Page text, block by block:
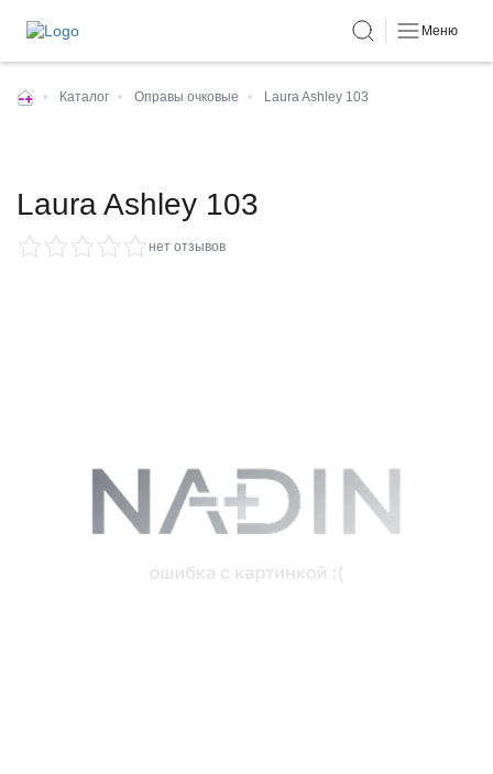
Меню
• Каталог • Оправы очковые • Laura Ashley 103
Laura Ashley 103
нет отзывов